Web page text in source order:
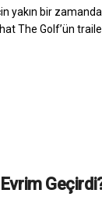
yakın bir zamanda
The Golf’ün